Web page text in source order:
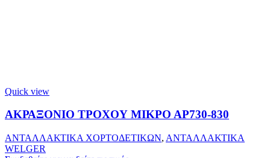
Quick view
ΑΚΡΑΞΟΝΙΟ ΤΡΟΧΟΥ ΜΙΚΡΟ ΑΡ730-830
ΑΝΤΑΛΛΑΚΤΙΚΑ ΧΟΡΤΟΔΕΤΙΚΩΝ, ΑΝΤΑΛΛΑΚΤΙΚΑ
WELGER